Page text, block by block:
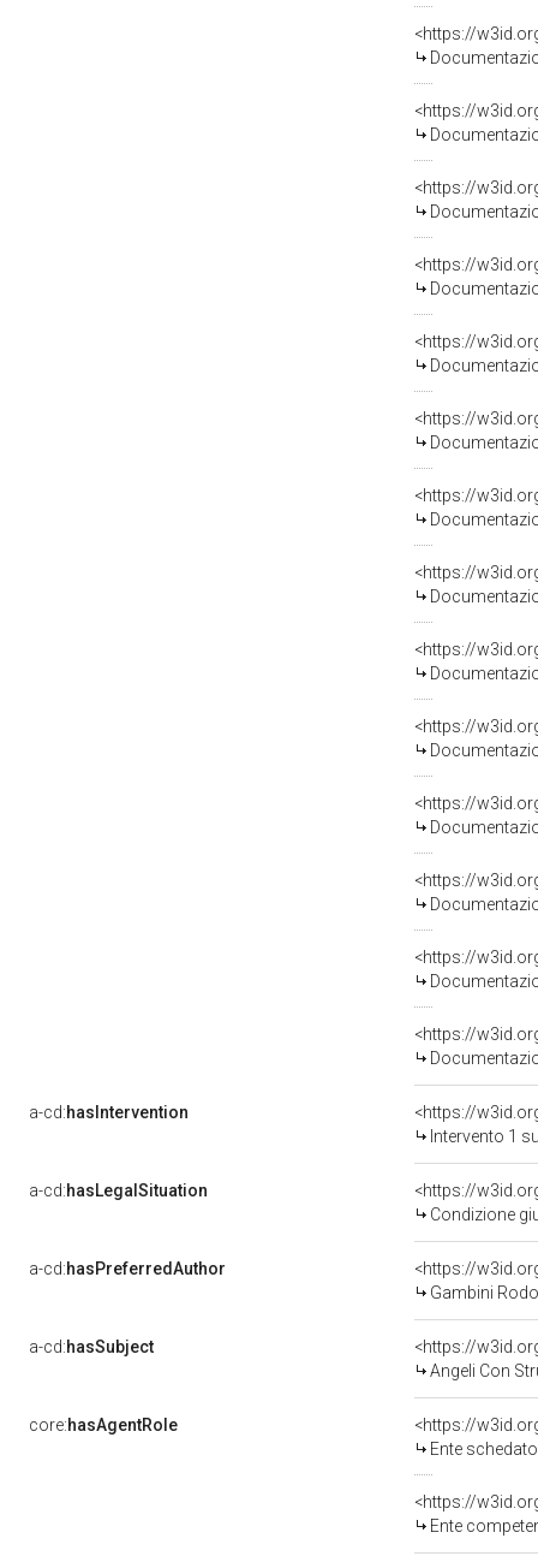
a-cd:hasIntervention
<https://
Intervento 1
a-cd:hasLegalSituation
<https://
Condizione
a-cd:hasPreferredAuthor
<https://
Gambini
a-cd:hasSubject
<https://
Angeli Con
core:hasAgentRole
<https://
Ente schedatore
<https://
Ente competente per